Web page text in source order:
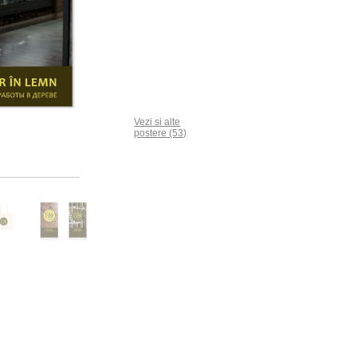
Vezi si alte
postere (53)